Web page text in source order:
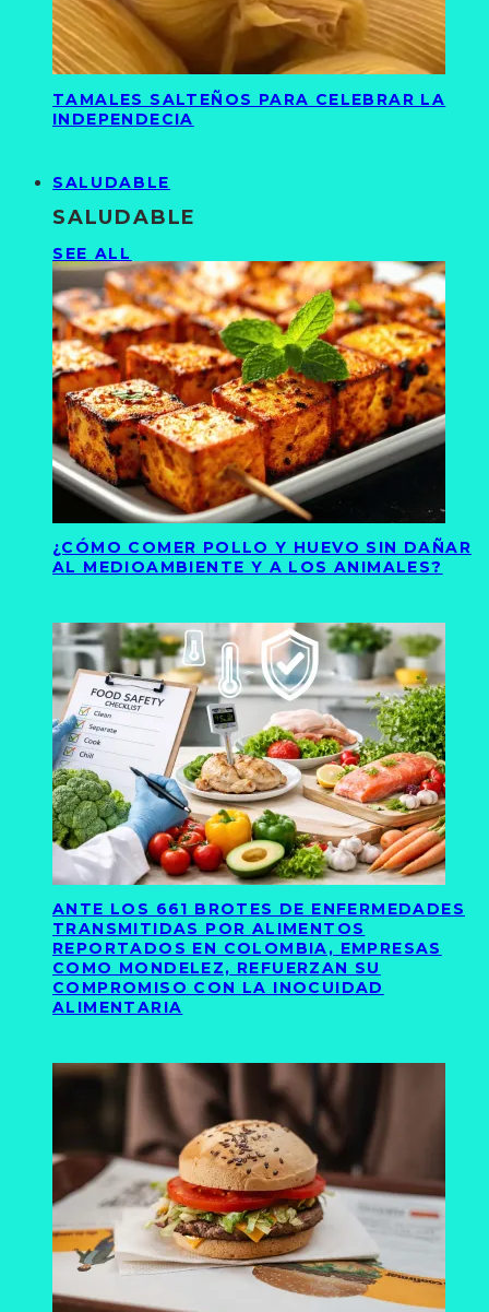
TAMALES SALTEÑOS PARA CELEBRAR LA
INDEPENDECIA
SALUDABLE
SALUDABLE
SEE ALL
¿CÓMO COMER POLLO Y HUEVO SIN DAÑAR
AL MEDIOAMBIENTE Y A LOS ANIMALES?
ANTE LOS 661 BROTES DE ENFERMEDADES
TRANSMITIDAS POR ALIMENTOS
REPORTADOS EN COLOMBIA, EMPRESAS
COMO MONDELEZ, REFUERZAN SU
COMPROMISO CON LA INOCUIDAD
ALIMENTARIA